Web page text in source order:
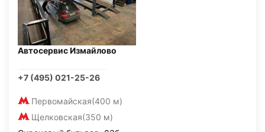
Автосервис Измайлово
+7 (495) 021-25-26
Первомайская(400 м)
Щелковская(350 м)